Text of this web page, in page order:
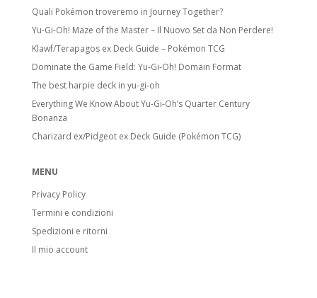
Quali Pokémon troveremo in Journey Together?
Yu-Gi-Oh! Maze of the Master – Il Nuovo Set da Non Perdere!
Klawf/Terapagos ex Deck Guide – Pokémon TCG
Dominate the Game Field: Yu-Gi-Oh! Domain Format
The best harpie deck in yu-gi-oh
Everything We Know About Yu-Gi-Oh’s Quarter Century
Bonanza
Charizard ex/Pidgeot ex Deck Guide (Pokémon TCG)
MENU
Privacy Policy
Termini e condizioni
Spedizioni e ritorni
Il mio account